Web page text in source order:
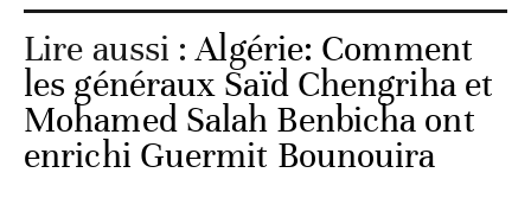
Lire aussi :Algérie: Comment
les généraux Saïd Chengriha et
Mohamed Salah Benbicha ont
enrichi Guermit Bounouira